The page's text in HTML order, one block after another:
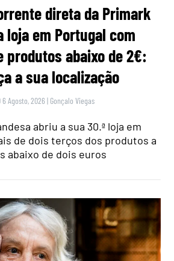
direta da Primark
loja em Portugal com
produtos abaixo de 2€:
a sua localização
6 Agosto, 2026 | Gonçalo Viegas
abriu a sua 30.ª loja em
de dois terços dos produtos a
abaixo de dois euros